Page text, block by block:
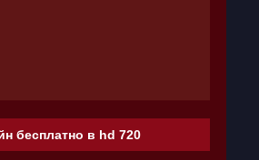
бесплатно в hd 720